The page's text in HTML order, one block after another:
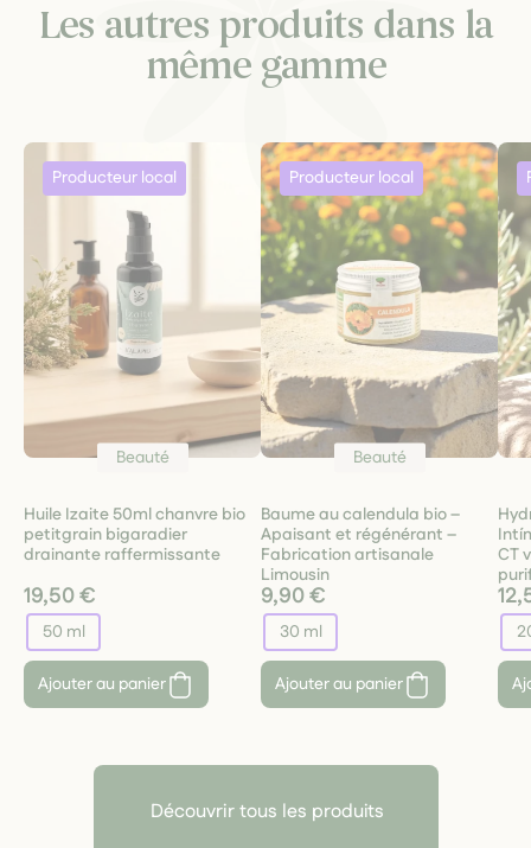
Les autres produits dans la
même gamme
Beauté
Huile Izaite 50ml chanvre bio
petitgrain bigaradier
drainante raffermissante
19,50 €
50 ml
Ajouter au panier
Beauté
Baume au calendula bio –
Apaisant et régénérant –
Fabrication artisanale
Limousin
9,90 €
30 ml
Ajouter au panier
CT
Découvrir tous les produits